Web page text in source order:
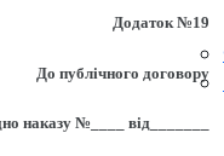
Додаток №19
До публічного договору
наказу №____ від_______